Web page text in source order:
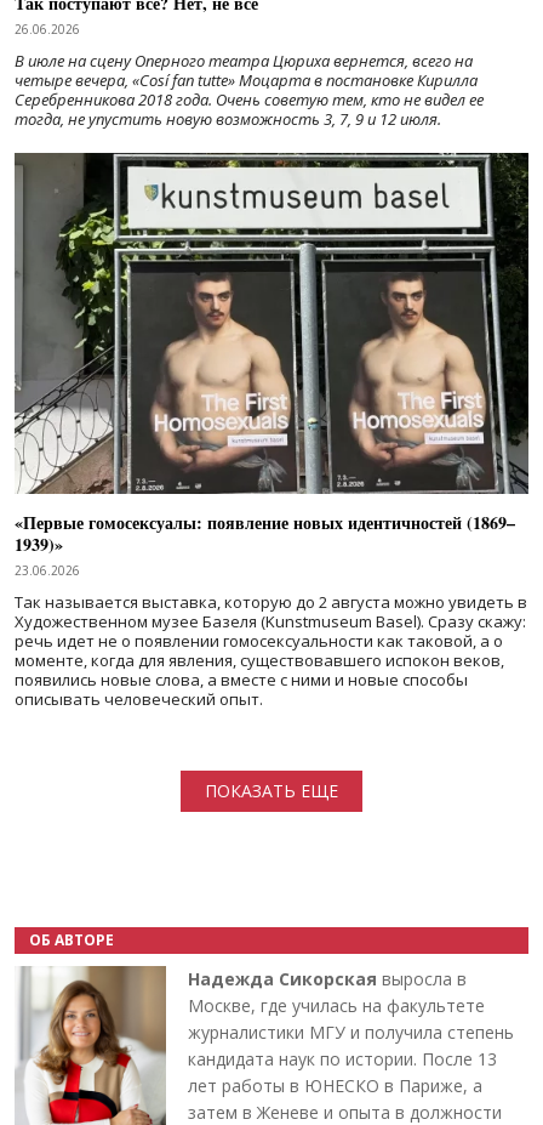
26.06.2026
В июле на сцену Оперного театра Цюриха вернется, всего на
четыре вечера, «Cosí fan tutte» Моцарта в постановке Кирилла
Серебренникова 2018 года. Очень советую тем, кто не видел ее
тогда, не упустить новую возможность 3, 7, 9 и 12 июля.
«Первые гомосексуалы: появление новых идентичностей (1869–
1939)»
23.06.2026
Так называется выставка, которую до 2 августа можно увидеть в
Художественном музее Базеля (Kunstmuseum Basel). Сразу скажу:
речь идет не о появлении гомосексуальности как таковой, а о
моменте, когда для явления, существовавшего испокон веков,
появились новые слова, а вместе с ними и новые способы
описывать человеческий опыт.
ПОКАЗАТЬ ЕЩЕ
ОБ АВТОРЕ
Надежда Сикорская выросла в
Москве, где училась на факультете
журналистики МГУ и получила степень
кандидата наук по истории. После 13
лет работы в ЮНЕСКО в Париже, а
затем в Женеве и опыта в должности